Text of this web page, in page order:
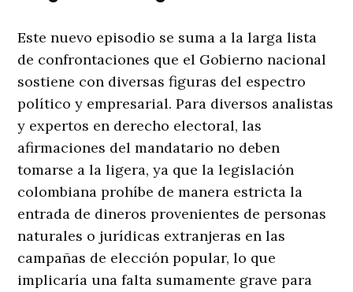
Este nuevo episodio se suma a la larga lista
de confrontaciones que el Gobierno nacional
sostiene con diversas figuras del espectro
político y empresarial. Para diversos analistas
y expertos en derecho electoral, las
afirmaciones del mandatario no deben
tomarse a la ligera, ya que la legislación
colombiana prohíbe de manera estricta la
entrada de dineros provenientes de personas
naturales o jurídicas extranjeras en las
campañas de elección popular, lo que
implicaría una falta sumamente grave para